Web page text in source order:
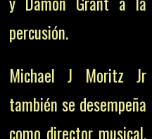
percusión.
Michael J Moritz Jr
también se desempeña
como director musical.